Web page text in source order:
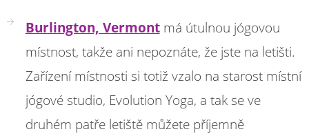
Burlington, Vermontmá útulnou jógovou
místnost, takže ani nepoznáte, že jste na letišti.
Zařízení místnosti si totiž vzalo na starost místní
jógové studio, Evolution Yoga, a tak se ve
druhém patře letiště můžete příjemně